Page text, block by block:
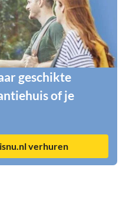
geschikte
of je
verhuren